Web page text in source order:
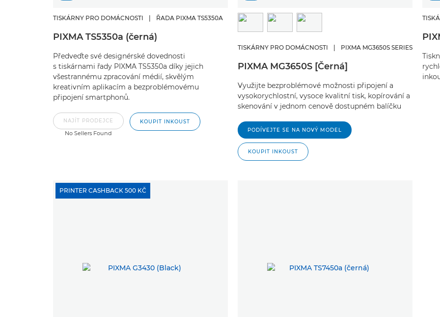
TISKÁRNY PRO DOMÁCNOSTI ŘADA PIXMA TS5350A
PIXMA TS5350a (černá)
Předveďte své designérské dovednosti
s tiskárnami řady PIXMA TS5350a díky jejich
všestrannému zpracování médií, skvělým
kreativním aplikacím a bezproblémovému
připojení smartphonů.
NAJÍT PRODEJCE
No Sellers Found
KOUPIT INKOUST
TISKÁRNY PRO DOMÁCNOSTI PIXMA MG3650S SERIES
PIXMA MG3650S [Černá]
Využijte bezproblémové možnosti připojení a
vysokorychlostní, vysoce kvalitní tisk, kopírování a
skenování v jednom cenově dostupném balíčku
PODÍVEJTE SE NA NOVÝ MODEL
KOUPIT INKOUST
PRINTER CASHBACK 500 KČ